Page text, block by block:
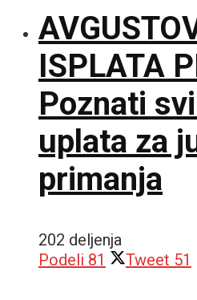
ISPLATA
Poznati
uplata za
primanja
202 deljenja
Podeli 81 Tweet 51